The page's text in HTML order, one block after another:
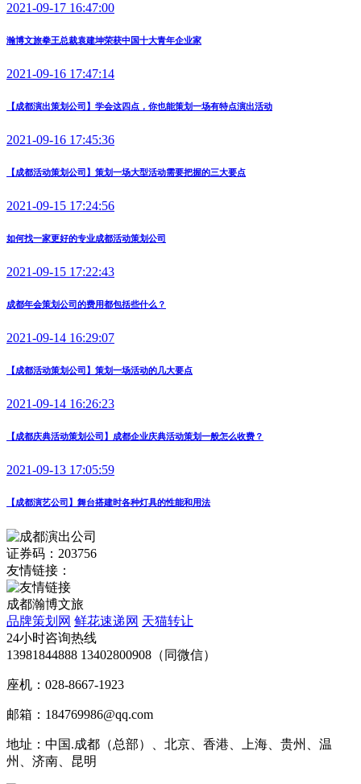
2021-09-17 16:47:00
瀚博文旅拳王总裁袁建坤荣获中国十大青年企业家
2021-09-16 17:47:14
【成都演出策划公司】学会这四点，你也能策划一场有特点演出活动
2021-09-16 17:45:36
【成都活动策划公司】策划一场大型活动需要把握的三大要点
2021-09-15 17:24:56
如何找一家更好的专业成都活动策划公司
2021-09-15 17:22:43
成都年会策划公司的费用都包括些什么？
2021-09-14 16:29:07
【成都活动策划公司】策划一场活动的几大要点
2021-09-14 16:26:23
【成都庆典活动策划公司】成都企业庆典活动策划一般怎么收费？
2021-09-13 17:05:59
【成都演艺公司】舞台搭建时各种灯具的性能和用法
证券码：203756
友情链接：
成都瀚博文旅
品牌策划网 鲜花速递网 天猫转让
24小时咨询热线
13981844888 13402800908（同微信）
座机：028-8667-1923
邮箱：184769986@qq.com
地址：中国.成都（总部）、北京、香港、上海、贵州、温
州、济南、昆明